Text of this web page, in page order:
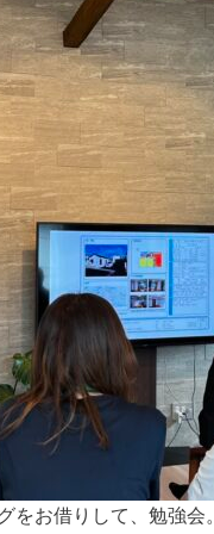
をお借りして、勉強会